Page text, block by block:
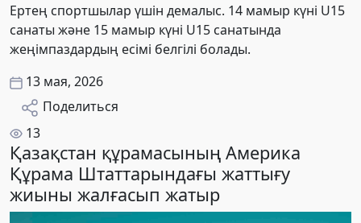
Ертең спортшылар үшін демалыс. 14 мамыр күні U15
санаты және 15 мамыр күні U15 санатында
жеңімпаздардың есімі белгілі болады.
13 мая, 2026
Поделиться
13
Қазақстан құрамасының Америка
Құрама Штаттарындағы жаттығу
жиыны жалғасып жатыр